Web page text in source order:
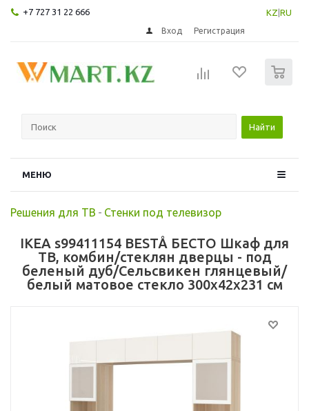
+7 727 31 22 666 KZ RU
Вход Регистрация
Найти
МЕНЮ
Решения для ТВ - Стенки под телевизор
IKEA s99411154 BESTÅ БЕСТО Шкаф для
ТВ, комбин/стеклян дверцы - под
беленый дуб/Сельсвикен глянцевый/
белый матовое стекло 300x42x231 см